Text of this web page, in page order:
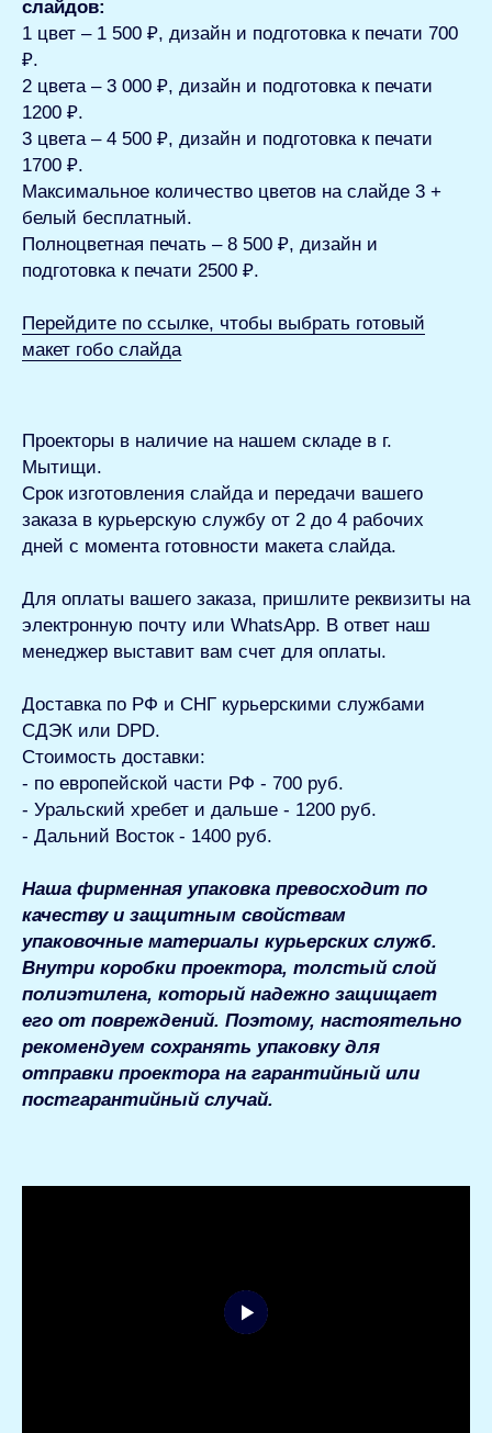
слайдов:
1 цвет – 1 500 ₽, дизайн и подготовка к печати 700
₽.
2 цвета – 3 000 ₽, дизайн и подготовка к печати
1200 ₽.
3 цвета – 4 500 ₽, дизайн и подготовка к печати
1700 ₽.
Максимальное количество цветов на слайде 3 +
белый бесплатный.
Полноцветная печать – 8 500 ₽, дизайн и
подготовка к печати 2500 ₽.
Перейдите по ссылке, чтобы выбрать готовый
макет гобо слайда
Проекторы в наличие на нашем складе в г.
Мытищи.
Срок изготовления слайда и передачи вашего
заказа в курьерскую службу от 2 до 4 рабочих
дней с момента готовности макета слайда.
Для оплаты вашего заказа, пришлите реквизиты на
электронную почту или WhatsApp. В ответ наш
менеджер выставит вам счет для оплаты.
Доставка по РФ и СНГ курьерскими службами
СДЭК или DPD.
Стоимость доставки:
- по европейской части РФ - 700 руб.
- Уральский хребет и дальше - 1200 руб.
- Дальний Восток - 1400 руб.
Наша фирменная упаковка превосходит по
качеству и защитным свойствам
упаковочные материалы курьерских служб.
Внутри коробки проектора, толстый слой
полиэтилена, который надежно защищает
его от повреждений. Поэтому, настоятельно
рекомендуем сохранять упаковку для
отправки проектора на гарантийный или
постгарантийный случай.